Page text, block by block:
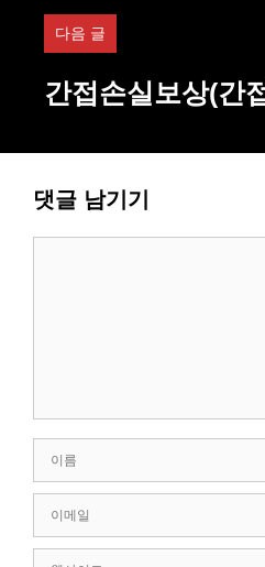
다음 글
간접손실보상(
댓글 남기기
일